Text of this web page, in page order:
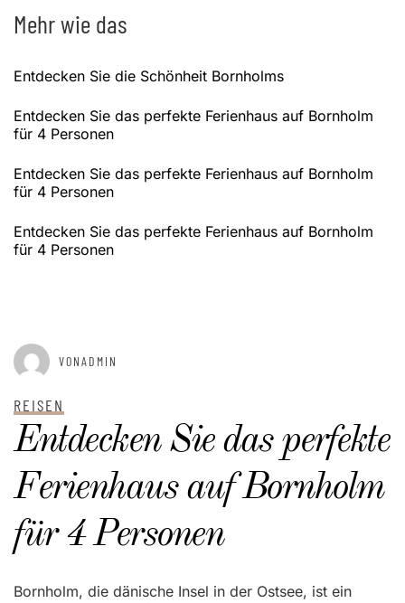
Mehr wie das
Entdecken Sie die Schönheit Bornholms
Entdecken Sie das perfekte Ferienhaus auf Bornholm
für 4 Personen
Entdecken Sie das perfekte Ferienhaus auf Bornholm
für 4 Personen
Entdecken Sie das perfekte Ferienhaus auf Bornholm
für 4 Personen
GEPOSTET AM
VONADMIN
REISEN
Entdecken Sie das perfekte
Ferienhaus auf Bornholm
für 4 Personen
Bornholm, die dänische Insel in der Ostsee, ist ein